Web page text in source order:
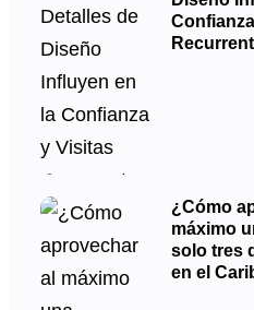
¿Cómo
máximo
solo tres
en el